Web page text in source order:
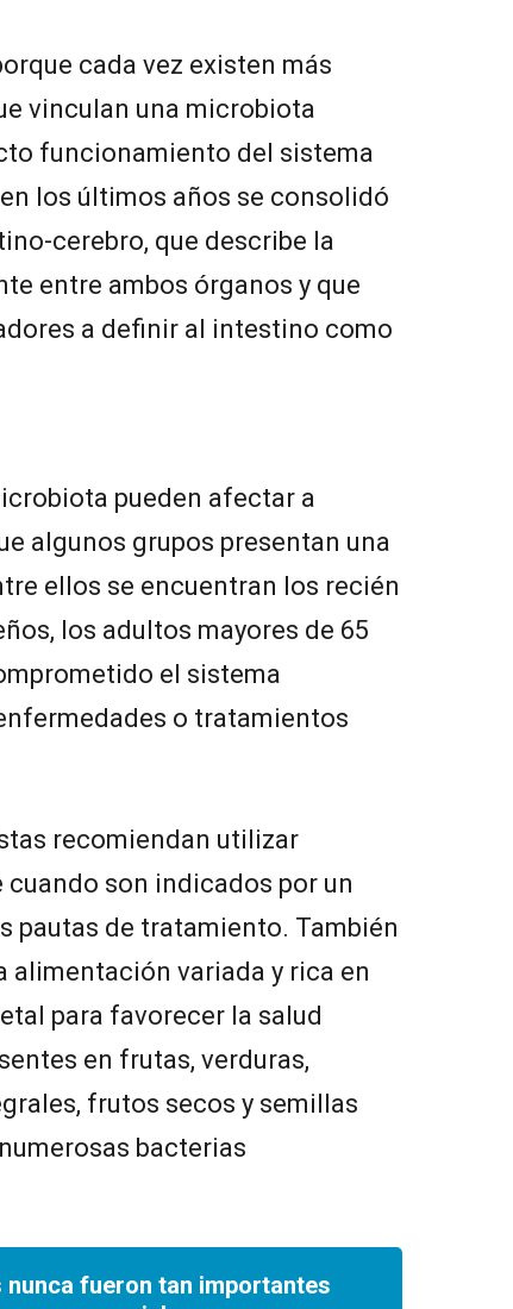
cada vez existen más
vinculan una microbiota
funcionamiento del sistema
los últimos años se consolidó
cerebro, que describe la
entre ambos órganos y que
a definir al intestino como
pueden afectar a
algunos grupos presentan una
ellos se encuentran los recién
los adultos mayores de 65
el sistema
o tratamientos
recomiendan utilizar
son indicados por un
pautas de tratamiento. También
alimentación variada y rica en
para favorecer la salud
en frutas, verduras,
frutos secos y semillas
bacterias
fueron tan importantes